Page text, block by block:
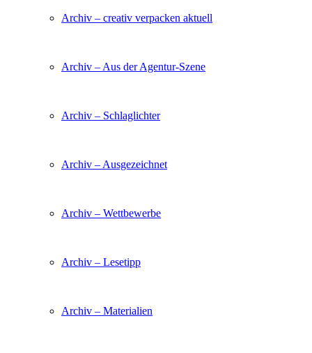
Archiv – creativ verpacken aktuell
Archiv – Aus der Agentur-Szene
Archiv – Schlaglichter
Archiv – Ausgezeichnet
Archiv – Wettbewerbe
Archiv – Lesetipp
Archiv – Materialien